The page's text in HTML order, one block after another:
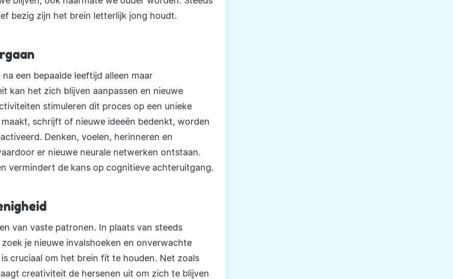
bezig zijn het brein letterlijk jong houdt.
een bepaalde leeftijd alleen maar
kan het zich blijven aanpassen en nieuwe
stimuleren dit proces op een unieke
schrijft of nieuwe ideeën bedenkt, worden
Denken, voelen, herinneren en
er nieuwe neurale netwerken ontstaan.
vermindert de kans op cognitieve achteruitgang.
van vaste patronen. In plaats van steeds
je nieuwe invalshoeken en onverwachte
cruciaal om het brein fit te houden. Net zoals
creativiteit de hersenen uit om zich te blijven